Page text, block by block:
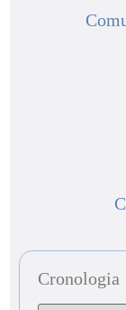
Cronologia